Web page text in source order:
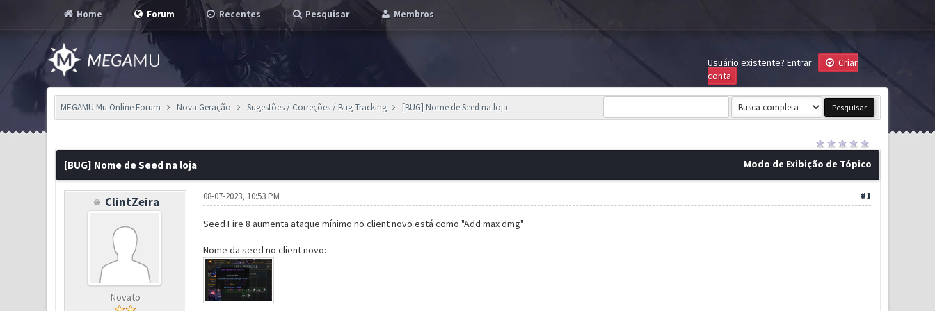
Home Forum Recentes Pesquisar Membros
Usuário existente? Entrar
Criar
conta
MEGAMU Mu Online Forum Nova Geração Sugestões / Correções / Bug Tracking [BUG] Nome de Seed na loja
Modo de Exibição de Tópico
[BUG] Nome de Seed na loja
ClintZeira
Novato
#1
08-07-2023, 10:53 PM
Seed Fire 8 aumenta ataque mínimo no client novo está como "Add max dmg"
Nome da seed no client novo: